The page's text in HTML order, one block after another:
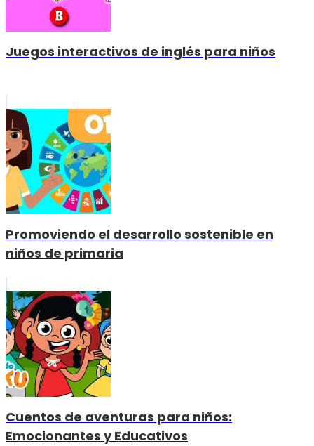
Juegos interactivos de inglés para niños
Promoviendo el desarrollo sostenible en
niños de primaria
Cuentos de aventuras para niños:
Emocionantes y Educativos